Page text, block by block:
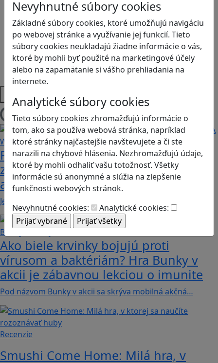
Nevyhnutné súbory cookies
Základné súbory cookies, ktoré umožňujú navigáciu
po webovej stránke a využívanie jej funkcií. Tieto
súbory cookies neukladajú žiadne informácie o vás,
ktoré by mohli byť použité na marketingové účely
alebo na zapamätanie si vášho prehliadania na
internete.
Analytické súbory cookies
Tieto súbory cookies zhromažďujú informácie o
tom, ako sa používa webová stránka, napríklad
ktoré stránky najčastejšie navštevujete a či ste
narazili na chybové hlásenia. Nezhromažďujú údaje,
ktoré by mohli odhaliť vašu totožnosť. Všetky
informácie sú anonymné a slúžia na zlepšenie
funkčnosti webových stránok.
Nevyhnutné cookies:
Analytické cookies:
Logické myslenie
Ľudské práva a tolerancia
Motorika a koncentrácia
Programovanie/Technika
Sociálne zručnosti a kooperácia
Strategické myslenie
Zdravie a pohyb
Platformy
Načítam blogy
Fotografujte zvieratká, aby ste
zachránili ostrov v Alba: A Wildlife
adventure
Jednoduchá hra, vhodná pre kohokoľvek z rodiny,…
Ako biele krvinky bojujú proti
vírusom a baktériám? Hra Bunky v
akcii je zábavnou lekciou o imunite
Pod názvom Bunky v akcii sa skrýva mobilná akčná…
Recenzie
Smushi Come Home: Milá hra, v